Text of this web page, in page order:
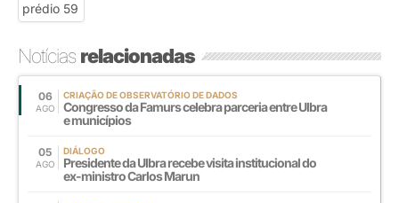
Notíciasrelacionadas
06
AGO
CRIAÇÃO DE OBSERVATÓRIO DE DADOS
Congresso da Famurs celebra parceria entre Ulbra
e municípios
05
AGO
DIÁLOGO
Presidente da Ulbra recebe visita institucional do
ex-ministro Carlos Marun